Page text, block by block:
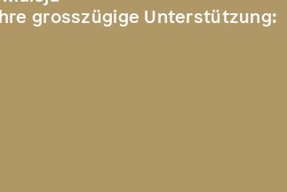
grosszügige Unterstützung: